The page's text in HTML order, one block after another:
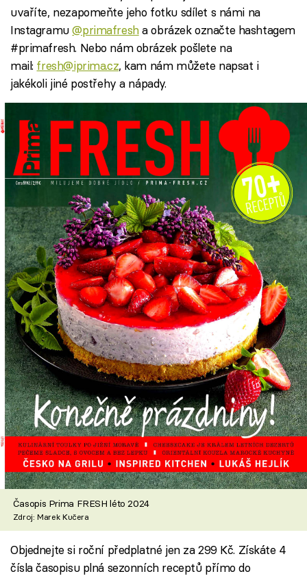
uvaříte, nezapomeňte jeho fotku sdílet s námi na
Instagramu@primafresha obrázek označte hashtagem
#primafresh. Nebo nám obrázek pošlete na
mail: fresh@iprima.cz, kam nám můžete napsat i
jakékoli jiné postřehy a nápady.
Časopis Prima FRESH léto 2024
Zdroj: Marek Kučera
Objednejte si roční předplatné jen za 299 Kč. Získáte 4
čísla časopisu plná sezonních receptů přímo do